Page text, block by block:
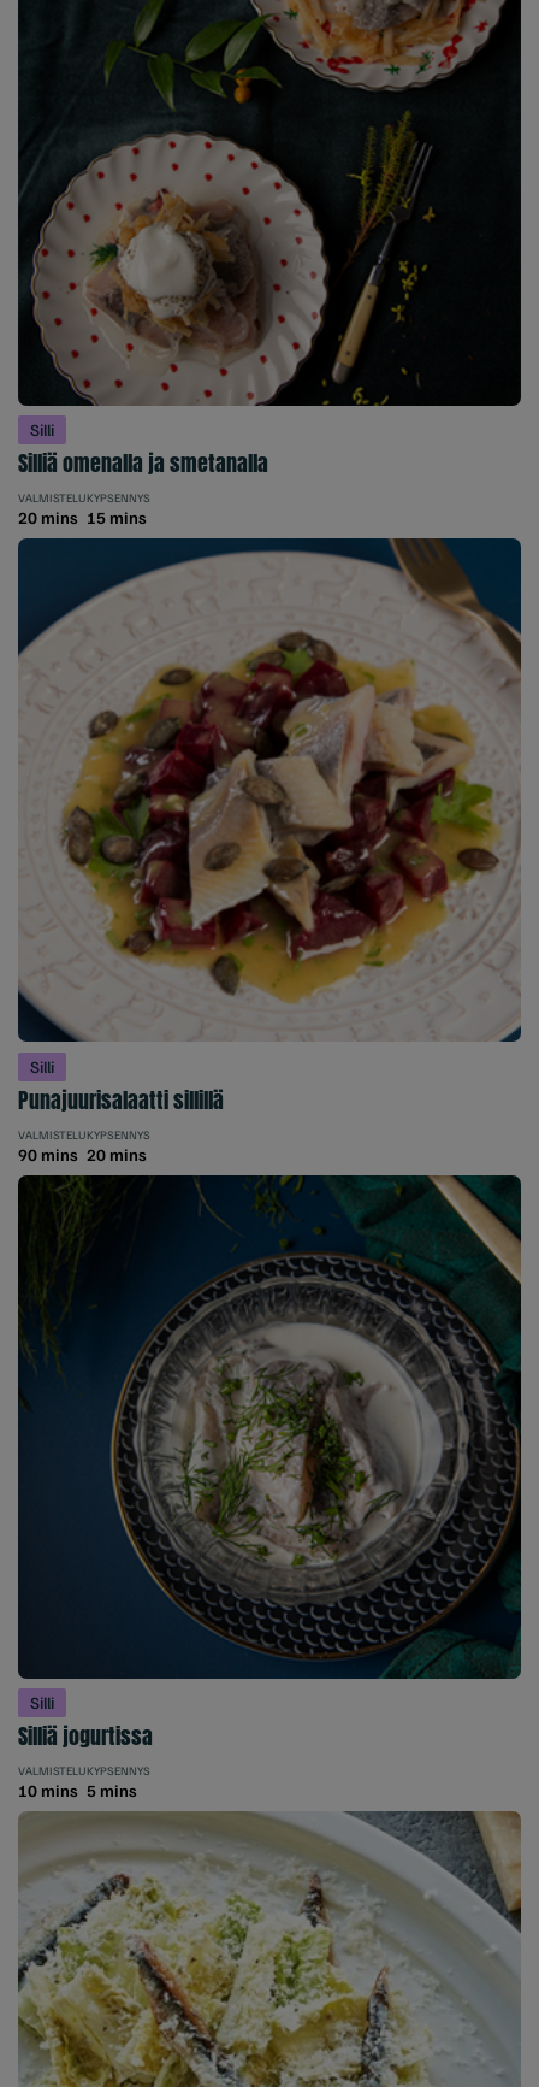
Silli
Silliä omenalla ja smetanalla
VALMISTELU
20 mins
KYPSENNYS
15 mins
Silli
Punajuurisalaatti sillillä
VALMISTELU
90 mins
KYPSENNYS
20 mins
Silli
Silliä jogurtissa
VALMISTELU
10 mins
KYPSENNYS
5 mins